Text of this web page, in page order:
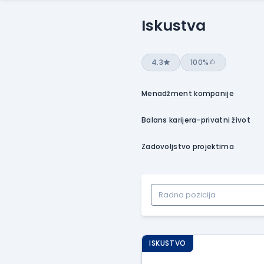
Iskustva
4.3 100%
Menadžment kompanije
Balans karijera-privatni život
Zadovoljstvo projektima
ISKUSTVO